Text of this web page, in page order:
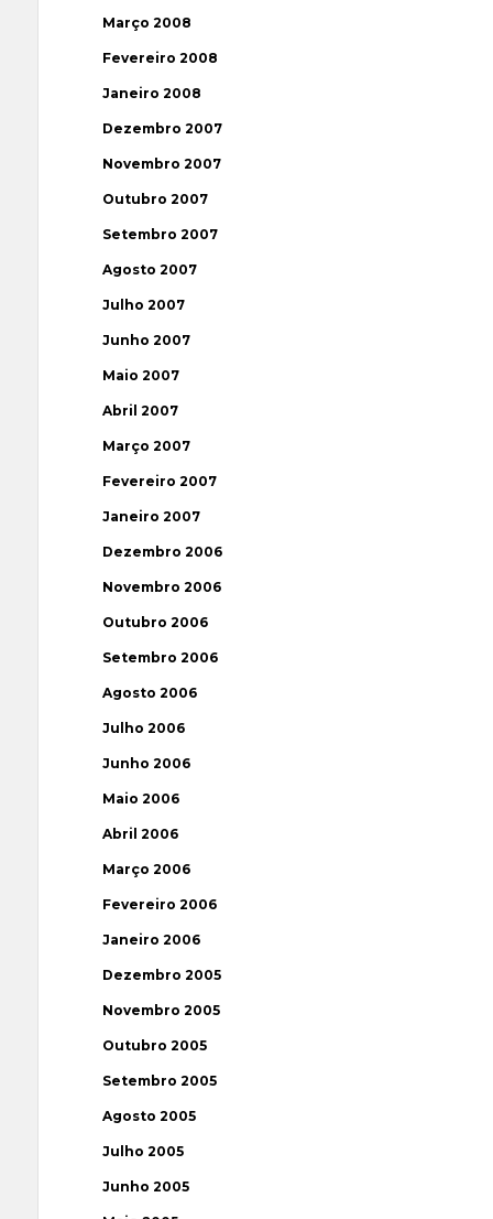
Março 2008
Fevereiro 2008
Janeiro 2008
Dezembro 2007
Novembro 2007
Outubro 2007
Setembro 2007
Agosto 2007
Julho 2007
Junho 2007
Maio 2007
Abril 2007
Março 2007
Fevereiro 2007
Janeiro 2007
Dezembro 2006
Novembro 2006
Outubro 2006
Setembro 2006
Agosto 2006
Julho 2006
Junho 2006
Maio 2006
Abril 2006
Março 2006
Fevereiro 2006
Janeiro 2006
Dezembro 2005
Novembro 2005
Outubro 2005
Setembro 2005
Agosto 2005
Julho 2005
Junho 2005